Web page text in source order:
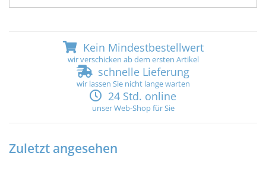
Kein Mindestbestellwert
wir verschicken ab dem ersten Artikel
schnelle Lieferung
wir lassen Sie nicht lange warten
24 Std. online
unser Web-Shop für Sie
Zuletzt angesehen